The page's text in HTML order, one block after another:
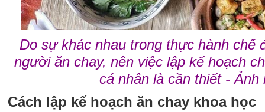
Do sự khác nhau trong thực hành chế
người ăn chay, nên việc lập kế hoạch
cá nhân là cần thiết - Ảnh
Cách lập kế hoạch ăn chay khoa học